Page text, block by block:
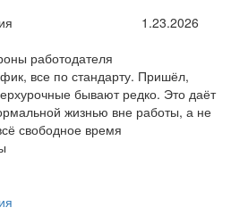
1.23.2026
работодателя
все по стандарту. Пришёл,
бывают редко. Это даёт
жизнью вне работы, а не
свободное время